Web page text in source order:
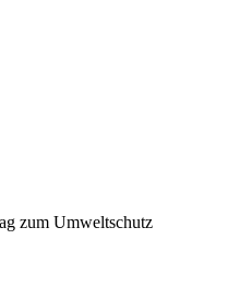
zum Umweltschutz